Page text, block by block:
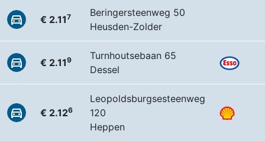
€ 2.117
Beringersteenweg 50
Heusden-Zolder
€ 2.119
Turnhoutsebaan 65
Dessel
€ 2.126
Leopoldsburgsesteenweg
120
Heppen